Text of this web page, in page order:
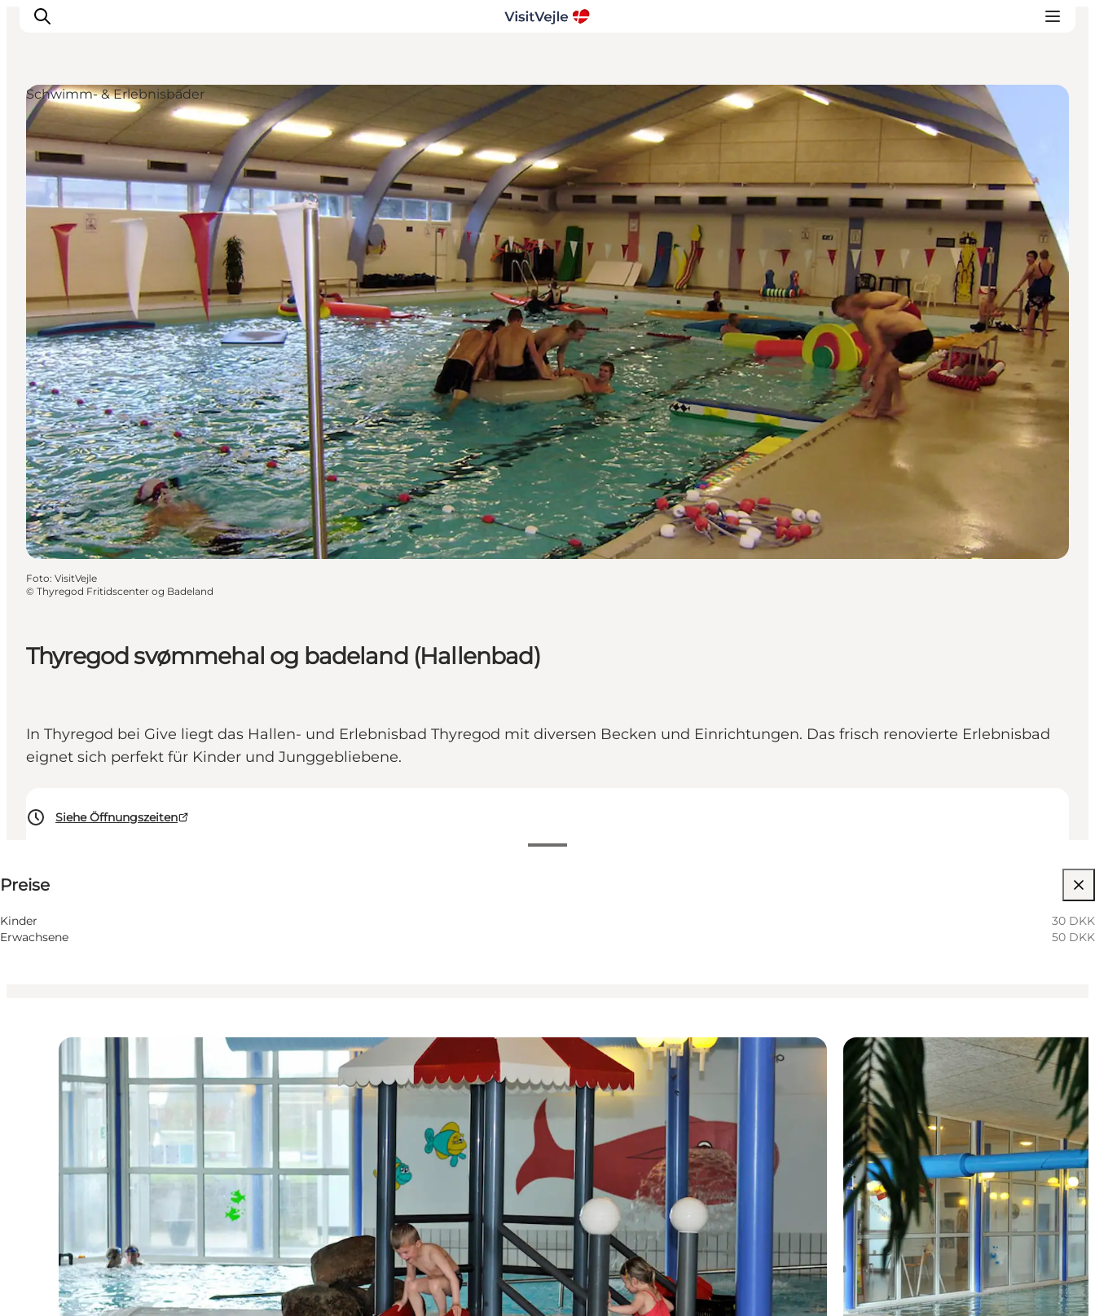
Erlebnisse
Veranstaltungen
Reiseplanung
Inspiration
Thyregod svømmehal og badeland (Hallenbad)
In Thyregod bei Give liegt das Hallen- und Erlebnisbad Thyregod mit diversen Becken und Einrichtungen. Das frisch renovierte Erlebnisbad
eignet sich perfekt für Kinder und Junggebliebene.
Siehe Öffnungszeiten
Preise
Kinder
30 DKK
Erwachsene
50 DKK
Schwimm- & Erlebnisbäder
Foto: VisitVejle
© Thyregod Fritidscenter og Badeland